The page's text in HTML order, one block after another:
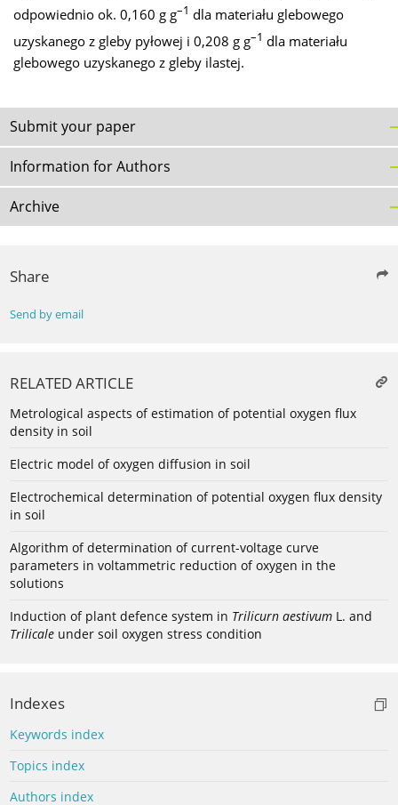
odpowiednio ok. 0,160 g g–1 dla materiału glebowego
uzyskanego z gleby pyłowej i 0,208 g g–1 dla materiału
glebowego uzyskanego z gleby ilastej.
Submit your paper
Information for Authors
Archive
Share
Send by email
RELATED ARTICLE
Metrological aspects of estimation of potential oxygen flux
density in soil
Electric model of oxygen diffusion in soil
Electrochemical determination of potential oxygen flux density
in soil
Algorithm of determination of current-voltage curve
parameters in voltammetric reduction of oxygen in the
solutions
Induction of plant defence system in Trilicurn aestivum L. and
Trilicale under soil oxygen stress condition
Indexes
Keywords index
Topics index
Authors index